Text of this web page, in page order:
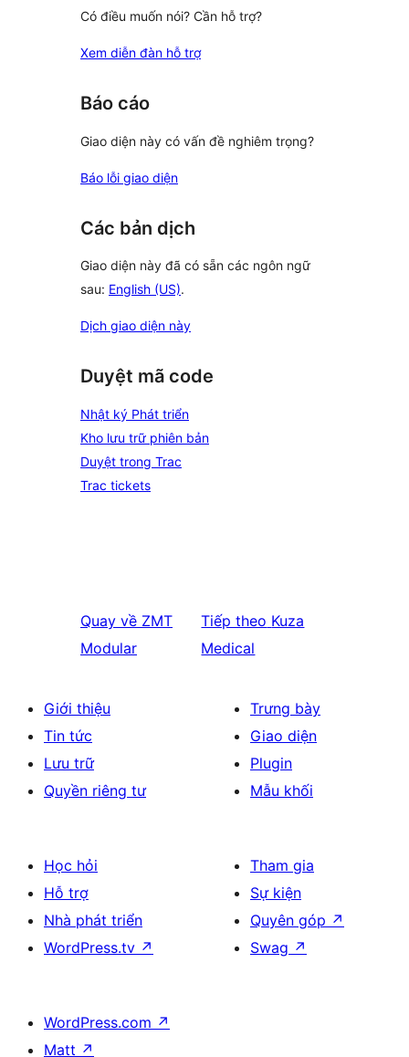
Có điều muốn nói? Cần hỗ trợ?
Xem diễn đàn hỗ trợ
Báo cáo
Giao diện này có vấn đề nghiêm trọng?
Báo lỗi giao diện
Các bản dịch
Giao diện này đã có sẵn các ngôn ngữ
sau: English (US).
Dịch giao diện này
Duyệt mã code
Nhật ký Phát triển
Kho lưu trữ phiên bản
Duyệt trong Trac
Trac tickets
Quay về ZMT
Modular
Tiếp theo Kuza
Medical
Giới thiệu
Tin tức
Lưu trữ
Quyền riêng tư
Trưng bày
Giao diện
Plugin
Mẫu khối
Học hỏi
Hỗ trợ
Nhà phát triển
WordPress.tv ↗
Tham gia
Sự kiện
Quyên góp ↗
Swag ↗
WordPress.com ↗
Matt ↗